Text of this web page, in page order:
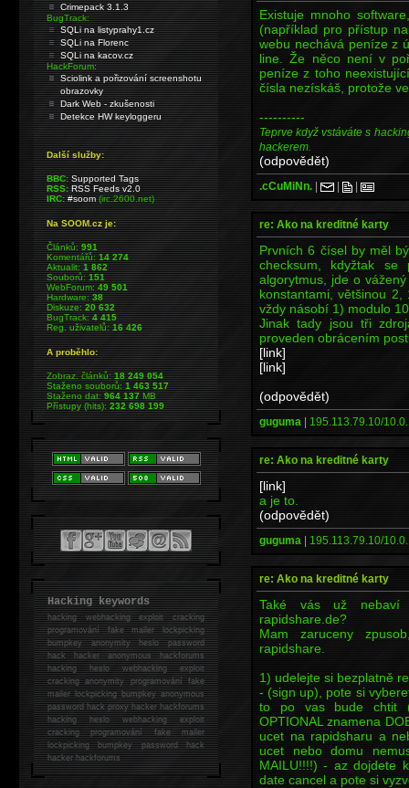
Existuje mnoho
(například pro přístup
webu nechává peníze z
line. Že něco není v
peníze z toho
čísla nezískáš, protože
----------
Teprve když vstáváte s
hackerem.
(odpovědět)
.cCuMiNn. | | |
re: Ako na kreditné karty
Prvních 6 čísel by měl
checksum, kdyžtak
algorytmus, jde o
konstantami, většinou
vždy násobí 1) modulo
Jinak tady jsou tři
proveden obrácením
[link]
[link]
(odpovědět)
guguma | 195.113.79.10/
re: Ako na kreditné karty
[link]
a je to.
(odpovědět)
guguma | 195.113.79.10/
re: Ako na kreditné karty
Také vás už nebaví
rapidshare.de?
Mam zaruceny
rapidshare.
1) udelejte si bezplatně
- (sign up), pote si
to po vas bude chtit
OPTIONAL znamena
ucet na rapidsharu a
ucet nebo domu
MAILU!!!!) - az dojdete
date cancel a pote si
Crimepack 3.1.3
BugTrack:
SQLi na listyprahy1.cz
SQLi na Florenc
SQLi na kacov.cz
HackForum:
Sciolink a pořizování screenshotu
obrazovky
Dark Web - zkušenosti
Detekce HW keyloggeru
Další služby:
BBC: Supported Tags
RSS: RSS Feeds v2.0
IRC: #soom(irc.2600.net)
Na SOOM.cz je:
Článků:991
Komentářů:14 274
Aktualit:1 862
Souborů:151
WebForum:49 501
Hardware:38
Diskuze:20 632
BugTrack:4 415
Reg. uživatelů:16 426
A proběhlo:
Zobraz. článků:18 249 054
Staženo souborů:1 463 517
Staženo dat:964 137MB
Přístupy (hits):232 698 199
Hacking keywords
hackingwebhacking exploit cracking
programování fake mailer lockpicking
bumpkey anonymity heslo password
hackhacker anonymous hackforums
hackingheslo webhacking exploit
cracking anonymity programování fake
mailer lockpicking bumpkey anonymous
password hack proxy hacker hackforums
hacking heslo webhacking exploit
cracking programování fake mailer
lockpicking bumpkey password hack
hackerhackforums